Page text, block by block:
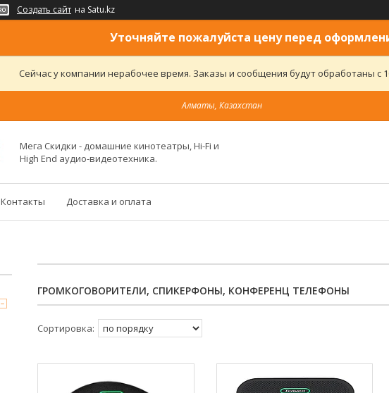
Создать сайт на Satu.kz
Уточняйте пожалуйста цену перед
Сейчас у компании нерабочее время. Заказы и сообщения будут обработаны с
Алматы, Казахстан
Мега Скидки - домашние кинотеатры, Hi-Fi и
High End аудио-видеотехника.
Контакты Доставка и оплата
ГРОМКОГОВОРИТЕЛИ, СПИКЕРФОНЫ, КОНФЕРЕНЦ ТЕЛЕФОНЫ